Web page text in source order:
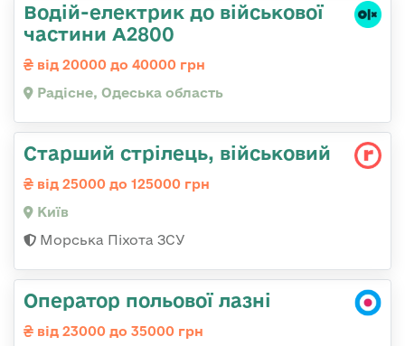
Водій-електрик до військової
частини А2800
від 20000 до 40000 грн
Радісне, Одеська область
Стаpший стpілець, військовий
від 25000 до 125000 грн
Київ
Морська Піхота ЗСУ
Оператор польової лазні
від 23000 до 35000 грн